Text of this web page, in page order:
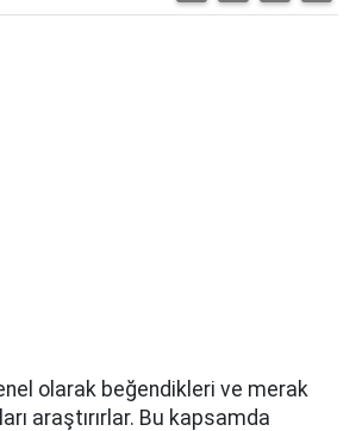
olarak beğendikleri ve merak
araştırırlar. Bu kapsamda